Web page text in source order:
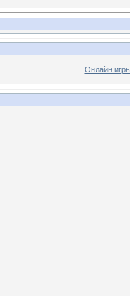
Онлайн